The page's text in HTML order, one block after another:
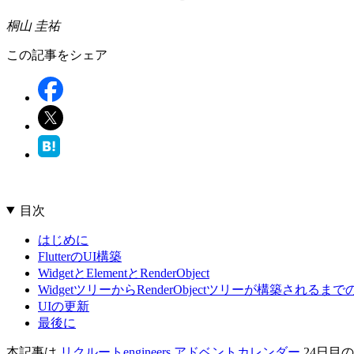
桐山 圭祐
この記事をシェア
目次
はじめに
FlutterのUI構築
WidgetとElementとRenderObject
WidgetツリーからRenderObjectツリーが構築されるまで
UIの更新
最後に